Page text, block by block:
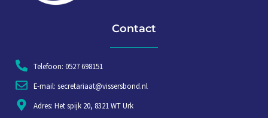
Contact
Telefoon: 0527 698151
E-mail: secretariaat@vissersbond.nl
Adres: Het spijk 20, 8321 WT Urk